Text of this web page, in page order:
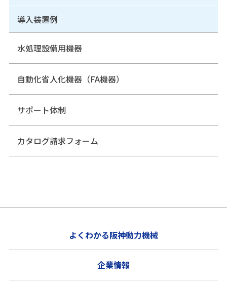
導入装置例
水処理設備用機器
自動化省人化機器（FA機器）
サポート体制
カタログ請求フォーム
よくわかる阪神動力機械
企業情報